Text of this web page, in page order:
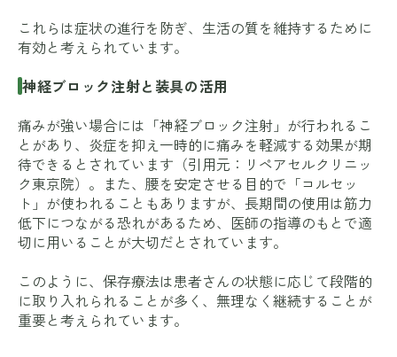
これらは症状の進行を防ぎ、生活の質を維持するために
有効と考えられています。
神経ブロック注射と装具の活用
痛みが強い場合には「神経ブロック注射」が行われるこ
とがあり、炎症を抑え一時的に痛みを軽減する効果が期
待できるとされています（引用元： リペアセルクリニッ
ク東京院）。また、腰を安定させる目的で「コルセッ
ト」が使われることもありますが、長期間の使用は筋力
低下につながる恐れがあるため、医師の指導のもとで適
切に用いることが大切だとされています。
このように、保存療法は患者さんの状態に応じて段階的
に取り入れられることが多く、無理なく継続することが
重要と考えられています。